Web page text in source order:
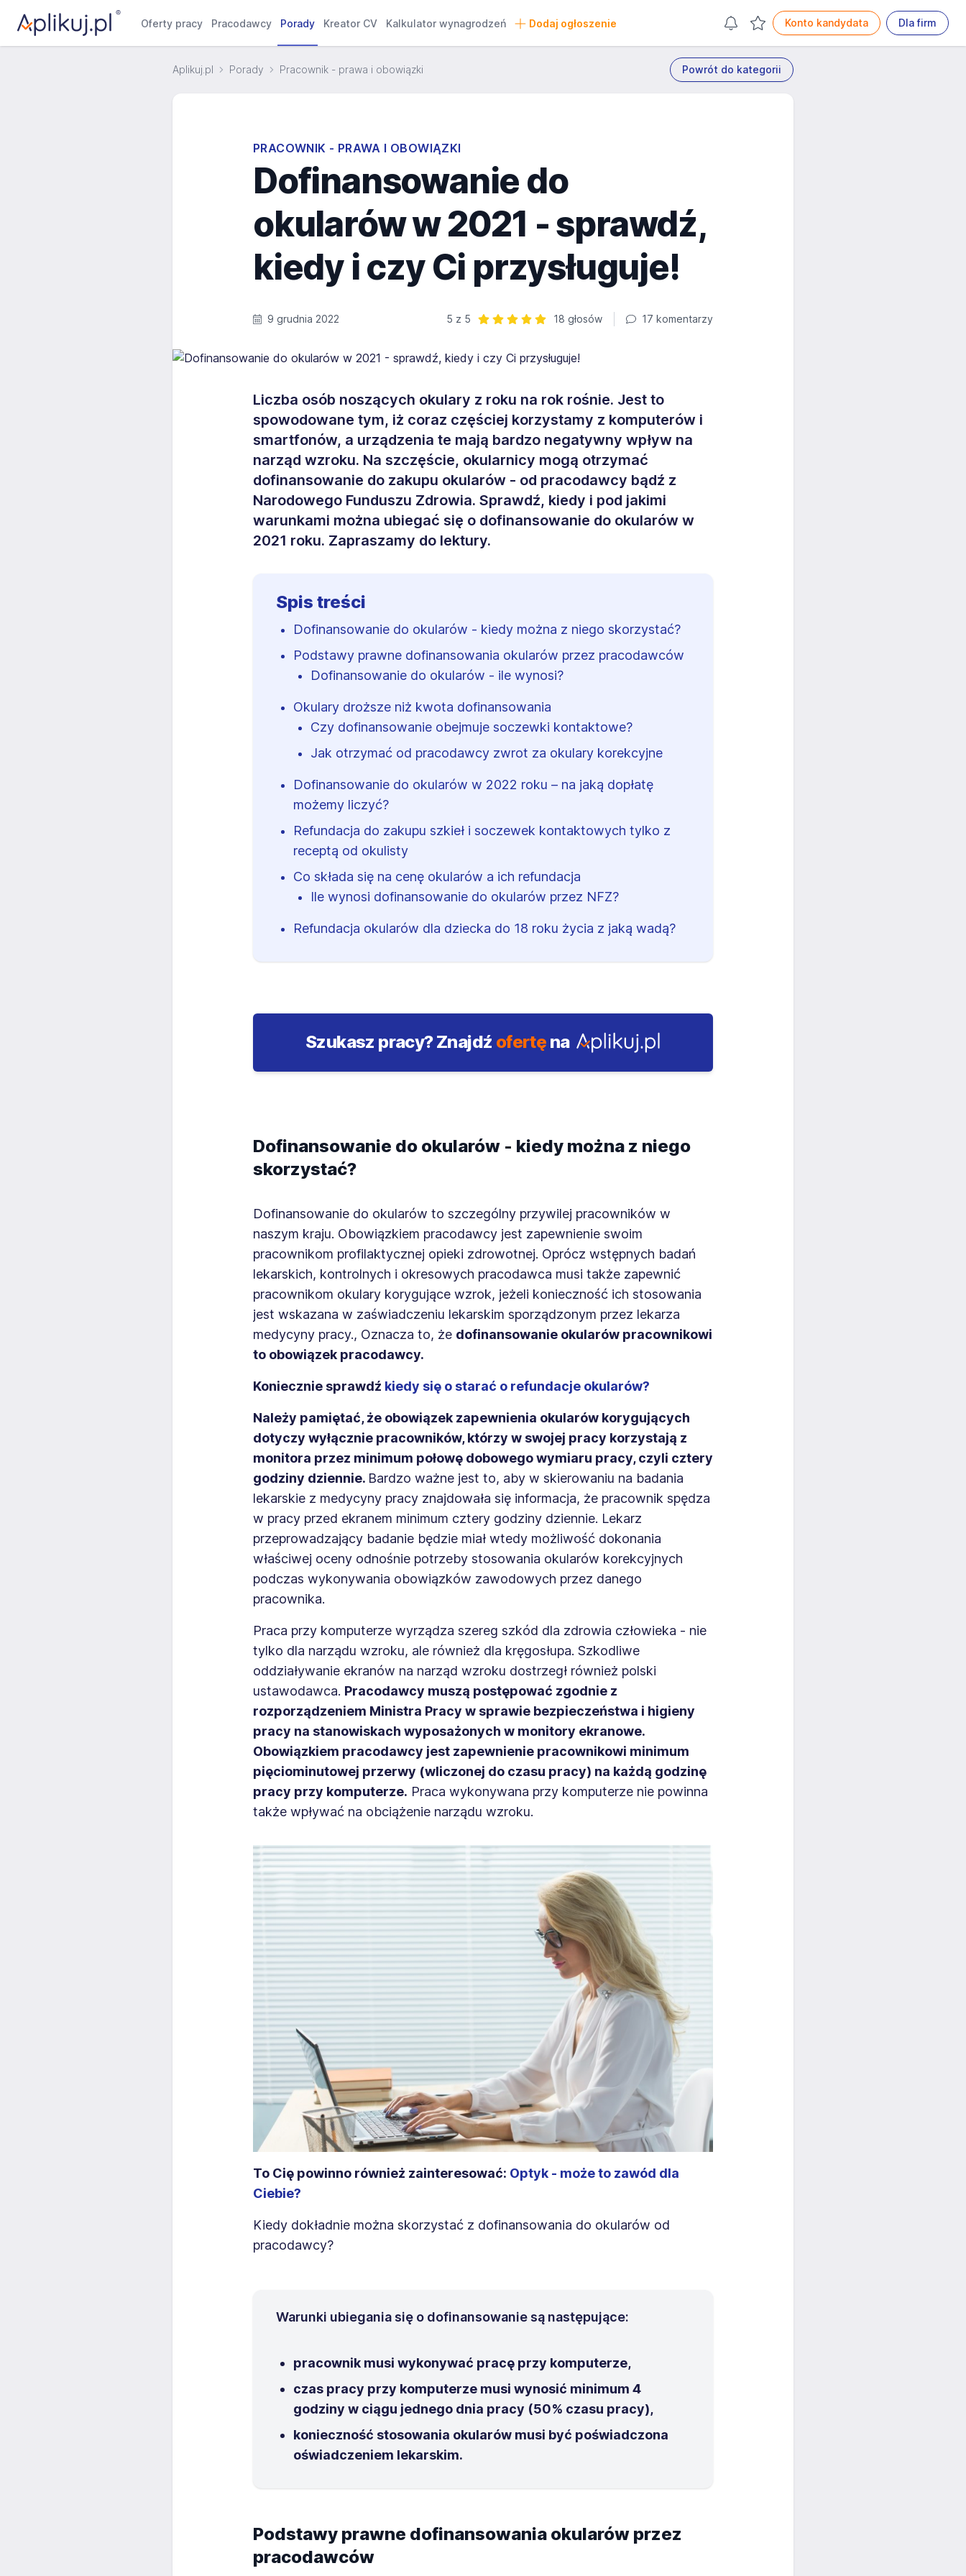
Oferty pracy Pracodawcy Porady Kreator CV Kalkulator wynagrodzeń Dodaj ogłoszenie Konto kandydata Dla firm
Aplikuj.pl Porady Pracownik - prawa i obowiązki Powrót do kategorii
PRACOWNIK - PRAWA I OBOWIĄZKI
Dofinansowanie do
okularów w 2021 - sprawdź,
kiedy i czy Ci przysługuje!
9 grudnia 2022
5 z 5
18 głosów 17 komentarzy
Liczba osób noszących okulary z roku na rok rośnie. Jest to
spowodowane tym, iż coraz częściej korzystamy z komputerów i
smartfonów, a urządzenia te mają bardzo negatywny wpływ na
narząd wzroku. Na szczęście, okularnicy mogą otrzymać
dofinansowanie do zakupu okularów - od pracodawcy bądź z
Narodowego Funduszu Zdrowia. Sprawdź, kiedy i pod jakimi
warunkami można ubiegać się o dofinansowanie do okularów w
2021 roku. Zapraszamy do lektury.
Spis treści
Dofinansowanie do okularów - kiedy można z niego skorzystać?
Podstawy prawne dofinansowania okularów przez pracodawców
Dofinansowanie do okularów - ile wynosi?
Okulary droższe niż kwota dofinansowania
Czy dofinansowanie obejmuje soczewki kontaktowe?
Jak otrzymać od pracodawcy zwrot za okulary korekcyjne
Dofinansowanie do okularów w 2022 roku – na jaką dopłatę
możemy liczyć?
Refundacja do zakupu szkieł i soczewek kontaktowych tylko z
receptą od okulisty
Co składa się na cenę okularów a ich refundacja
Ile wynosi dofinansowanie do okularów przez NFZ?
Refundacja okularów dla dziecka do 18 roku życia z jaką wadą?
Szukasz pracy?Znajdź ofertę na
Dofinansowanie do okularów - kiedy można z niego
skorzystać?
Dofinansowanie do okularów to szczególny przywilej pracowników w
naszym kraju. Obowiązkiem pracodawcy jest zapewnienie swoim
pracownikom profilaktycznej opieki zdrowotnej. Oprócz wstępnych badań
lekarskich, kontrolnych i okresowych pracodawca musi także zapewnić
pracownikom okulary korygujące wzrok, jeżeli konieczność ich stosowania
jest wskazana w zaświadczeniu lekarskim sporządzonym przez lekarza
medycyny pracy., Oznacza to, że dofinansowanie okularów pracownikowi
to obowiązek pracodawcy.
Koniecznie sprawdź kiedy się o starać o refundacje okularów?
Należy pamiętać, że obowiązek zapewnienia okularów korygujących
dotyczy wyłącznie pracowników, którzy w swojej pracy korzystają z
monitora przez minimum połowę dobowego wymiaru pracy, czyli cztery
godziny dziennie. Bardzo ważne jest to, aby w skierowaniu na badania
lekarskie z medycyny pracy znajdowała się informacja, że pracownik spędza
w pracy przed ekranem minimum cztery godziny dziennie. Lekarz
przeprowadzający badanie będzie miał wtedy możliwość dokonania
właściwej oceny odnośnie potrzeby stosowania okularów korekcyjnych
podczas wykonywania obowiązków zawodowych przez danego
pracownika.
Praca przy komputerze wyrządza szereg szkód dla zdrowia człowieka - nie
tylko dla narządu wzroku, ale również dla kręgosłupa. Szkodliwe
oddziaływanie ekranów na narząd wzroku dostrzegł również polski
ustawodawca. Pracodawcy muszą postępować zgodnie z
rozporządzeniem Ministra Pracy w sprawie bezpieczeństwa i higieny
pracy na stanowiskach wyposażonych w monitory ekranowe.
Obowiązkiem pracodawcy jest zapewnienie pracownikowi minimum
pięciominutowej przerwy (wliczonej do czasu pracy) na każdą godzinę
pracy przy komputerze. Praca wykonywana przy komputerze nie powinna
także wpływać na obciążenie narządu wzroku.
To Cię powinno również zainteresować: Optyk - może to zawód dla
Ciebie?
Kiedy dokładnie można skorzystać z dofinansowania do okularów od
pracodawcy?
Warunki ubiegania się o dofinansowanie są następujące:
pracownik musi wykonywać pracę przy komputerze,
czas pracy przy komputerze musi wynosić minimum 4
godziny w ciągu jednego dnia pracy (50% czasu pracy),
konieczność stosowania okularów musi być poświadczona
oświadczeniem lekarskim.
Podstawy prawne dofinansowania okularów przez
pracodawców